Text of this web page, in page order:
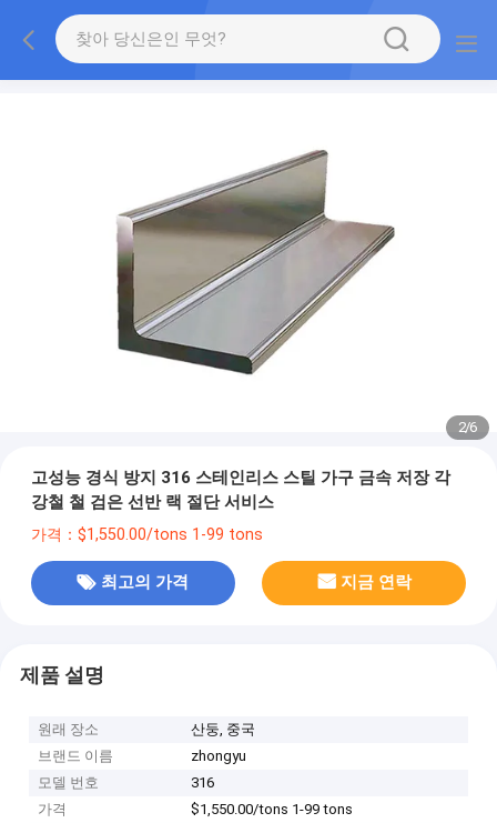
2/6
고성능 경식 방지 316 스테인리스 스틸 가구 금속 저장 각
강철 철 검은 선반 랙 절단 서비스
가격：$1,550.00/tons 1-99 tons
최고의 가격 지금 연락
제품 설명
원래 장소
산둥, 중국
브랜드 이름
zhongyu
모델 번호
316
가격
$1,550.00/tons 1-99 tons